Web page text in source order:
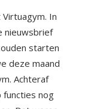
In
nieuwsbrief
starten
deze maand
Achteraf
functies nog